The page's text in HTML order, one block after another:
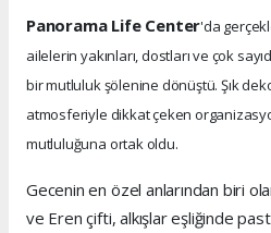
Panorama Life Center'da
ailelerin yakınları, dostları ve çok
bir mutluluk şölenine dönüştü. Şık
atmosferiyle dikkat çeken
mutluluğuna ortak oldu.
Gecenin en özel anlarından biri
ve Eren çifti, alkışlar eşliğinde